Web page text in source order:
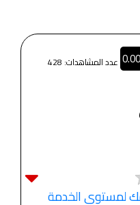
لمستوى الخدمة
0.00 عدد المشاهدات: 428